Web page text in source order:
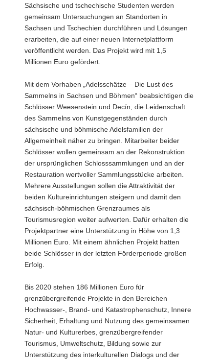
Sächsische und tschechische Studenten werden
gemeinsam Untersuchungen an Standorten in
Sachsen und Tschechien durchführen und Lösungen
erarbeiten, die auf einer neuen Internetplattform
veröffentlicht werden. Das Projekt wird mit 1,5
Millionen Euro gefördert.
Mit dem Vorhaben „Adelsschätze – Die Lust des
Sammelns in Sachsen und Böhmen“ beabsichtigen die
Schlösser Weesenstein und Decín, die Leidenschaft
des Sammelns von Kunstgegenständen durch
sächsische und böhmische Adelsfamilien der
Allgemeinheit näher zu bringen. Mitarbeiter beider
Schlösser wollen gemeinsam an der Rekonstruktion
der ursprünglichen Schlosssammlungen und an der
Restauration wertvoller Sammlungsstücke arbeiten.
Mehrere Ausstellungen sollen die Attraktivität der
beiden Kultureinrichtungen steigern und damit den
sächsisch-böhmischen Grenzraumes als
Tourismusregion weiter aufwerten. Dafür erhalten die
Projektpartner eine Unterstützung in Höhe von 1,3
Millionen Euro. Mit einem ähnlichen Projekt hatten
beide Schlösser in der letzten Förderperiode großen
Erfolg.
Bis 2020 stehen 186 Millionen Euro für
grenzübergreifende Projekte in den Bereichen
Hochwasser-, Brand- und Katastrophenschutz, Innere
Sicherheit, Erhaltung und Nutzung des gemeinsamen
Natur- und Kulturerbes, grenzübergreifender
Tourismus, Umweltschutz, Bildung sowie zur
Unterstützung des interkulturellen Dialogs und der